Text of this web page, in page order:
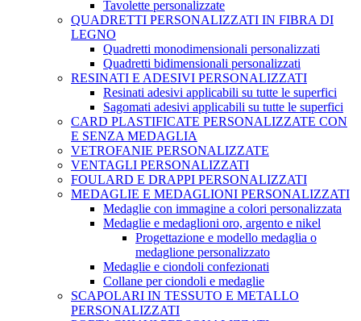
Tavolette personalizzate
QUADRETTI PERSONALIZZATI IN FIBRA DI
LEGNO
Quadretti monodimensionali personalizzati
Quadretti bidimensionali personalizzati
RESINATI E ADESIVI PERSONALIZZATI
Resinati adesivi applicabili su tutte le superfici
Sagomati adesivi applicabili su tutte le superfici
CARD PLASTIFICATE PERSONALIZZATE CON
E SENZA MEDAGLIA
VETROFANIE PERSONALIZZATE
VENTAGLI PERSONALIZZATI
FOULARD E DRAPPI PERSONALIZZATI
MEDAGLIE E MEDAGLIONI PERSONALIZZATI
Medaglie con immagine a colori personalizzata
Medaglie e medaglioni oro, argento e nikel
Progettazione e modello medaglia o
medaglione personalizzato
Medaglie e ciondoli confezionati
Collane per ciondoli e medaglie
SCAPOLARI IN TESSUTO E METALLO
PERSONALIZZATI